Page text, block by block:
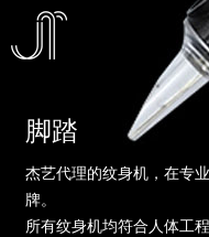
脚踏
杰艺代理的纹身机，在专
牌。
所有纹身机均符合人体工